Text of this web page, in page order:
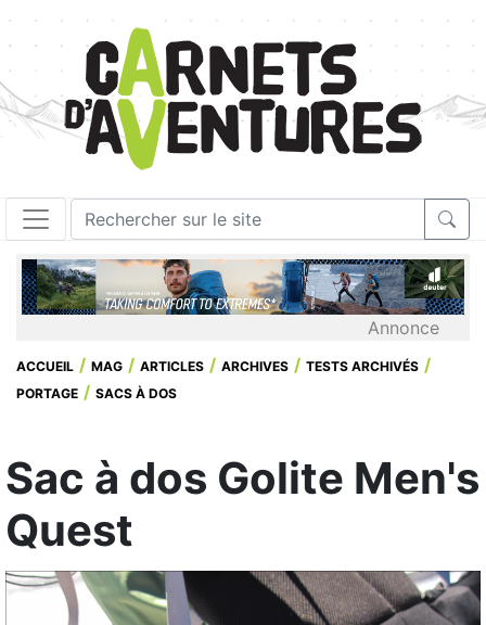
Annonce
ACCUEIL MAG ARTICLES ARCHIVES
TESTS ARCHIVÉS
PORTAGE
SACS À DOS
Sac à dos Golite Men's
Quest